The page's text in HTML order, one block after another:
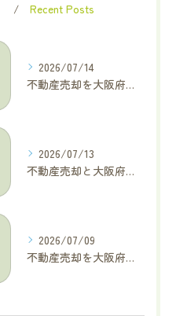
Recent Posts
2026/07/14
不動産売却を大阪府大東市で成功へ導くためのAIOに適した基本コラム
2026/07/13
不動産売却と大阪府四條畷市で利益最大化を叶えるコラム特集
2026/07/09
不動産売却を大阪府交野市で成功に導く三大タブー回避と高価格査定の極意